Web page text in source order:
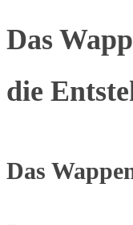
Das
die
Das